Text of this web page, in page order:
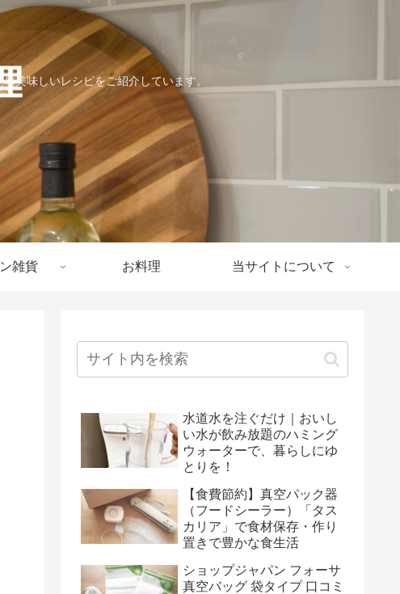
美味しいレシピをご紹介しています。
雑貨 お料理 当サイトについて
水道水を注ぐだけ｜おいし
い水が飲み放題のハミング
ウォーターで、暮らしにゆ
とりを！
【食費節約】真空パック器
（フードシーラー）「タス
カリア」で食材保存・作り
置きで豊かな食生活
ショップジャパン フォーサ
真空バッグ 袋タイプ 口コミ